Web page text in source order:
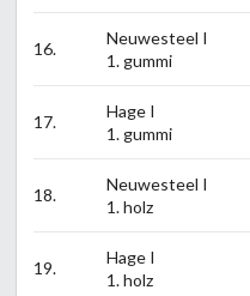
16.
Neuwesteel I
1. gummi
17.
Hage I
1. gummi
18.
Neuwesteel I
1. holz
19.
Hage I
1. holz